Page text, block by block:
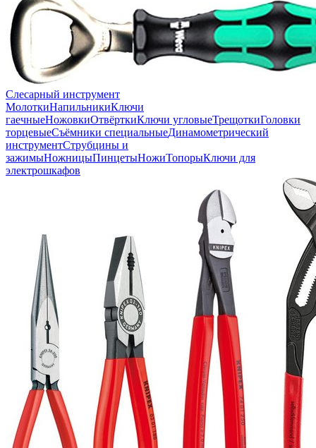
Слесарный инструмент
МолоткиНапильникиКлючи
гаечныеНожовкиОтвёрткиКлючи угловыеТрещоткиГоловки
торцевыеСъёмники специальныеДинамометрический
инструментСтрубцины и
зажимыНожницыПинцетыНожиТопорыКлючи для
электрошкафов